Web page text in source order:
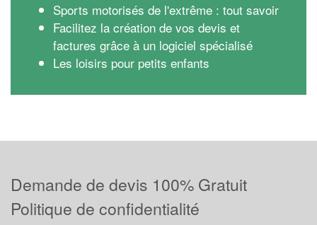
Sports motorisés de l'extrême : tout savoir
Facilitez la création de vos devis et
factures grâce à un logiciel spécialisé
Les loisirs pour petits enfants
Demande de devis 100% Gratuit
Politique de confidentialité